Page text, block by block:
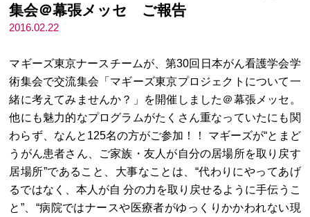
集会＠幕張メッセ ご報告
2016.02.22
マギーズ東京ナースチームが、第30回日本がん看護学会学
術集会で交流集会「マギーズ東京プロジェクトについて一
緒に考えてみませんか？」を開催しました＠幕張メッセ。
他にも魅力的なプログラムがたくさん重なっていたにも関
わらず、なんと125名の方がご参加！！ マギーズが“とまど
うがん患者さん、ご家族・友人が自分の居場所を取り戻す
居場所”であること、大事なことは、“代わりにやってあげ
るではなく、本人が自 分の力を取り戻せるように手伝うこ
と”、“病院ではナースや医療者がゆっくりかかわれない現